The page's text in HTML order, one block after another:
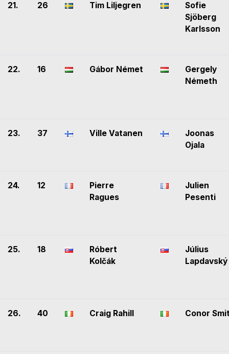
21. 26 Tim Liljegren
Sofie
Sjöberg
Karlsson
22. 16 Gábor Német
Gergely
Németh
23. 37 Ville Vatanen
Joonas
Ojala
24. 12
Pierre
Ragues
Julien
Pesenti
25. 18
Róbert
Kolčák
Július
Lapdavský
26. 40 Craig Rahill Conor